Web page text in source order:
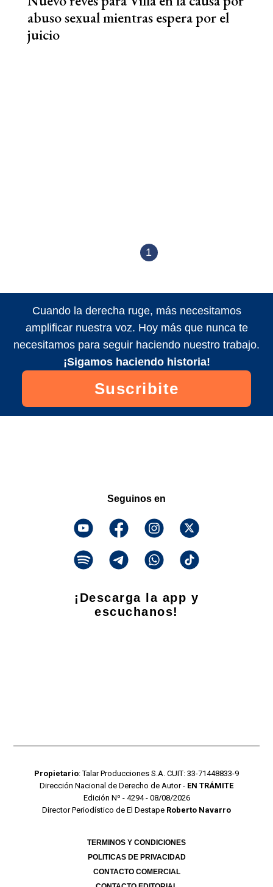
abuso sexual mientras espera por el
juicio
1
Cuando la derecha ruge, más necesitamos
amplificar nuestra voz. Hoy más que nunca te
necesitamos para seguir haciendo nuestro trabajo.
¡Sigamos haciendo historia!
Suscribite
Seguinos en
¡Descarga la app y
escuchanos!
Propietario: Talar Producciones S.A. CUIT: 33-71448833-9
Dirección Nacional de Derecho de Autor - EN TRÁMITE
Edición Nº - 4294 - 08/08/2026
Director Periodístico de El Destape Roberto Navarro
TERMINOS Y CONDICIONES
POLITICAS DE PRIVACIDAD
CONTACTO COMERCIAL